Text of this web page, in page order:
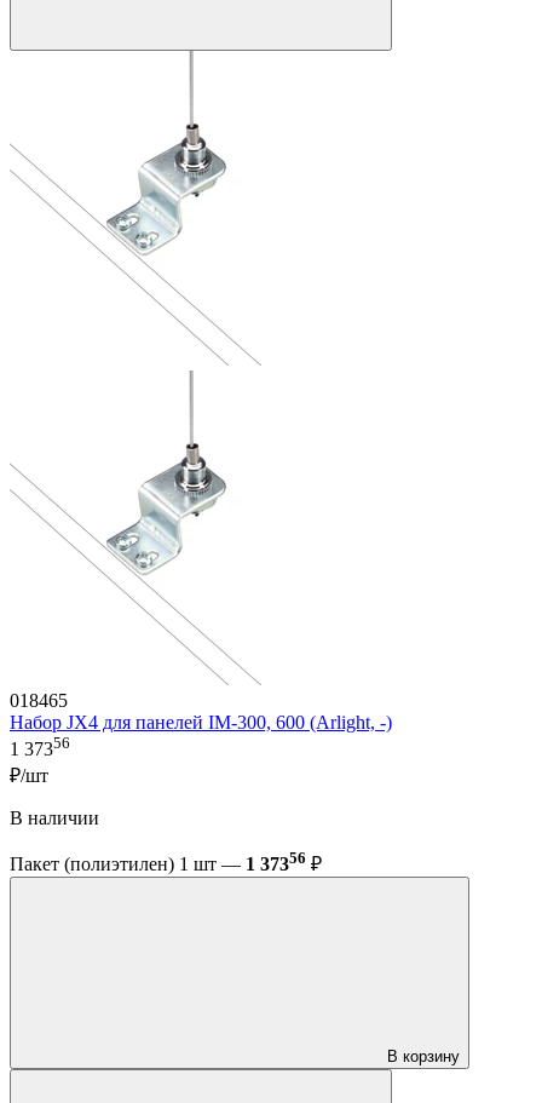
018465
Набор JX4 для панелей IM-300, 600 (Arlight, -)
1 37356
₽/шт
В наличии
Пакет (полиэтилен) 1 шт — 1 37356 ₽
В корзину